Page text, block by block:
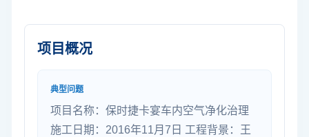
项目概况
典型问题
项目名称：保时捷卡宴车内空气净化治理
施工日期：2016年11月7日 工程背景：王